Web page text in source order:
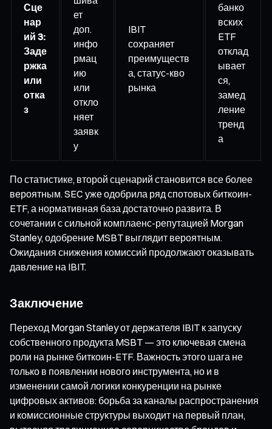
Сце
нар
ий 3:
Заде
ржка
или
отка
з
ет
доп.
инфо
рмац
ию
или
откло
няет
заявк
у
IBIT
сохраняет
преимуществ
а, статус-кво
рынка
банко
вских
ETF
отклад
ывает
ся,
замед
ление
тренд
а
По статистике, второй сценарий становится все более
вероятным. SEC уже одобрила ряд спотовых биткоин-
ETF, а нормативная база достаточно развита. В
сочетании с сильной комплаенс-репутацией Morgan
Stanley, одобрение MSBT выглядит вероятным.
Ожидания снижения комиссий продолжают оказывать
давление на IBIT.
Заключение
Переход Morgan Stanley от держателя IBIT к запуску
собственного продукта MSBT — это ключевая смена
роли на рынке биткоин-ETF. Важность этого шага не
только в появлении нового инструмента, но и в
изменении самой логики конкуренции на рынке
цифровых активов: борьба за каналы распространения
и комиссионные структуры выходит на первый план,